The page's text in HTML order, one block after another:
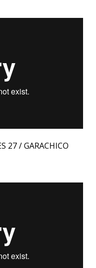
27 / GARACHICO